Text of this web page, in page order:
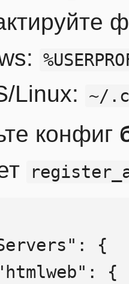
Linux: ~/
конфиг